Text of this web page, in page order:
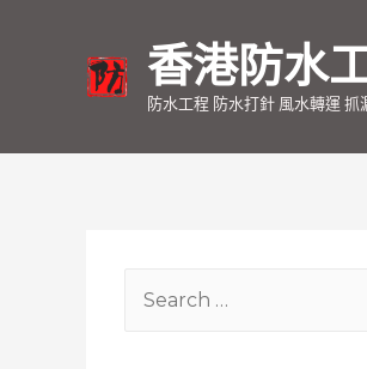
香港防水
防水工程 防水打針 風水轉運 抓